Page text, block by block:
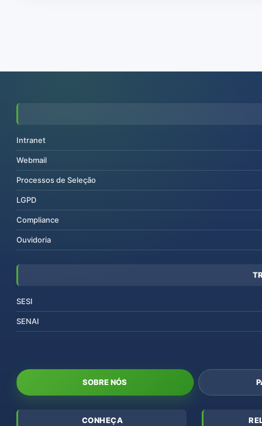
Intranet
Webmail
Processos de Seleção
LGPD
Compliance
Ouvidoria
SESI
SENAI
SOBRE NÓS
CONHEÇA